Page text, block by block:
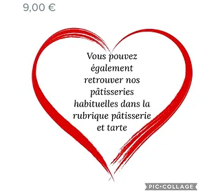
Prix
9,00 €